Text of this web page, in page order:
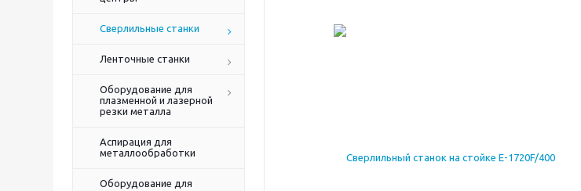
Сверлильные станки
Ленточные станки
Оборудование для
плазменной и лазерной
резки металла
Аспирация для
металлообработки
Оборудование для